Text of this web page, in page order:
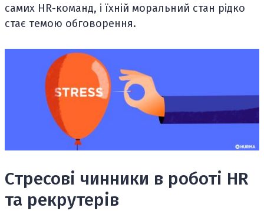
самих HR-команд, і їхній моральний стан рідко
стає темою обговорення.
Стресові чинники в роботі HR
та рекрутерів